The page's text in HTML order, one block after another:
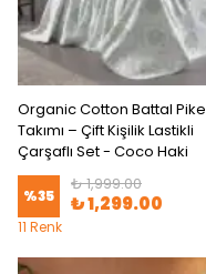
Organic Cotton Battal Pike
Takımı – Çift Kişilik Lastikli
Çarşaflı Set - Coco Haki
%35
₺ 1,999.00
₺ 1,299.00
11 Renk